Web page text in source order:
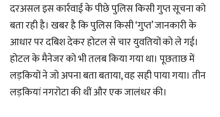
दरअसल इस कार्रवाई के पीछे पुलिस किसी गुप्त सूचना को
बता रही है। खबर है कि पुलिस किसी ‘गुप्त’ जानकारी के
आधार पर दबिश देकर होटल से चार युवतियों को ले गई।
होटल के मैनेजर को भी तलब किया गया था। पूछताछ में
लड़कियों ने जो अपना बता बताया, वह सही पाया गया। तीन
लड़कियां नगरोटा की थीं और एक जालंधर की।